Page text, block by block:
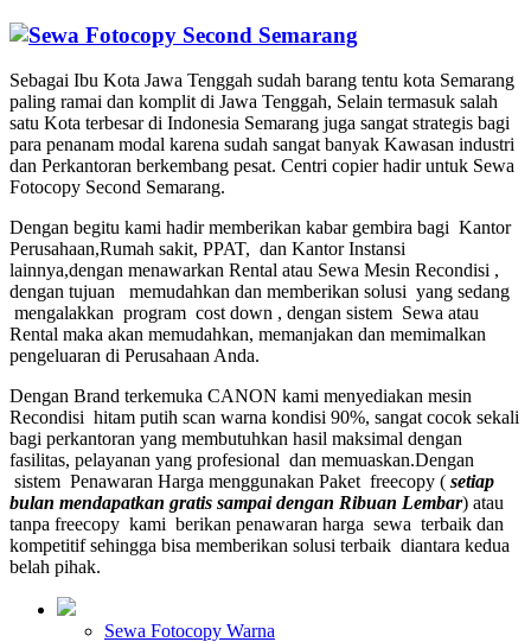
Sebagai Ibu Kota Jawa Tenggah sudah barang tentu kota Semarang
paling ramai dan komplit di Jawa Tenggah, Selain termasuk salah
satu Kota terbesar di Indonesia Semarang juga sangat strategis bagi
para penanam modal karena sudah sangat banyak Kawasan industri
dan Perkantoran berkembang pesat. Centri copier hadir untuk Sewa
Fotocopy Second Semarang.
Dengan begitu kami hadir memberikan kabar gembira bagi Kantor
Perusahaan,Rumah sakit, PPAT, dan Kantor Instansi
lainnya,dengan menawarkan Rental atau Sewa Mesin Recondisi ,
dengan tujuan memudahkan dan memberikan solusi yang sedang
mengalakkan program cost down , dengan sistem Sewa atau
Rental maka akan memudahkan, memanjakan dan memimalkan
pengeluaran di Perusahaan Anda.
Dengan Brand terkemuka CANON kami menyediakan mesin
Recondisi hitam putih scan warna kondisi 90%, sangat cocok sekali
bagi perkantoran yang membutuhkan hasil maksimal dengan
fasilitas, pelayanan yang profesional dan memuaskan.Dengan
sistem Penawaran Harga menggunakan Paket freecopy ( setiap
bulan mendapatkan gratis sampai dengan Ribuan Lembar) atau
tanpa freecopy kami berikan penawaran harga sewa terbaik dan
kompetitif sehingga bisa memberikan solusi terbaik diantara kedua
belah pihak.
Sewa Fotocopy Warna